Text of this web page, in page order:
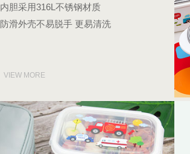
内胆采用316L不锈钢材质
防滑外壳不易脱手 更易清洗
VIEW MORE